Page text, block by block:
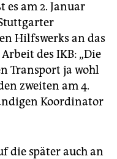
es am 2. Januar
Hilfswerks an das
des IKB: „Die
Transport ja wohl
zweiten am 4.
Koordinator
die später auch an